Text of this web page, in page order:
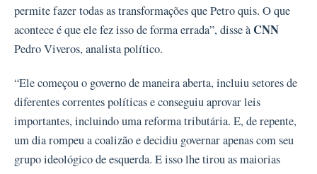
permite fazer todas as transformações que Petro quis. O que
acontece é que ele fez isso de forma errada”, disse àCNN
Pedro Viveros, analista político.
“Ele começou o governo de maneira aberta, incluiu setores de
diferentes correntes políticas e conseguiu aprovar leis
importantes, incluindo uma reforma tributária. E, de repente,
um dia rompeu a coalizão e decidiu governar apenas com seu
grupo ideológico de esquerda. E isso lhe tirou as maiorias